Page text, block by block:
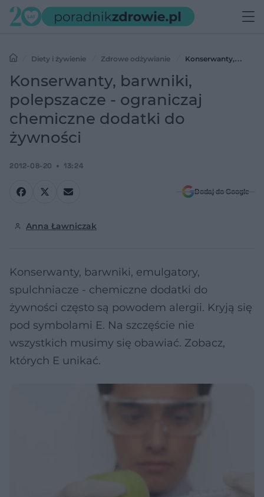
Diety i żywienie Zdrowe odżywianie
Konserwanty,
barwniki, polepszacze - ograniczaj chemiczne dodatki do żywności
Konserwanty, barwniki,
polepszacze - ograniczaj
chemiczne dodatki do
żywności
2012-08-20 13:24
Dodaj do Google
Anna Ławniczak
Konserwanty, barwniki, emulgatory,
spulchniacze - chemiczne dodatki do
żywności często są powodem alergii. Kryją się
pod symbolami E. Na szczęście nie
wszystkich musimy się obawiać. Zobacz,
których E unikać.